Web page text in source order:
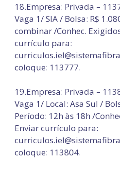
18.Empresa: Privada –
Vaga 1/ SIA / Bolsa: R$
combinar /Conhec.
currículo para:
coloque: 113777.
19.Empresa: Privada –
Vaga 1/ Local: Asa Sul /
Período: 12h às 18h /
Enviar currículo para:
coloque: 113804.